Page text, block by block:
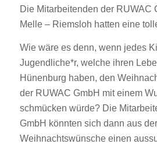
Die Mitarbeitenden der RUWAC
Melle – Riemsloh hatten eine
Wie wäre es denn, wenn jedes
Jugendliche*r, welche ihren
Hünenburg haben, den
der RUWAC GmbH mit einem
schmücken würde? Die
GmbH könnten sich dann aus
Weihnachtswünsche einen